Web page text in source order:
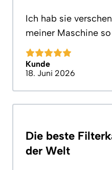
Ich hab sie
meiner Maschine
Kunde
18. Juni 2026
Die beste
der Welt